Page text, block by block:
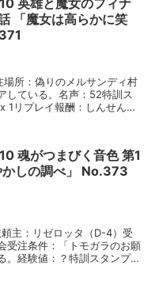
英雄と魔女のフィナ
「魔女は高らかに笑
所：偽りのメルサンディ村
している。名声：52特訓ス
1リプレイ報酬：しんせんた
魂がつまびく音色 第1
かしの調べ」 No.373
主：リゼロッタ（D-4）受
受注条件：「トモガラのお願
。経験値：？特訓スタンプ：